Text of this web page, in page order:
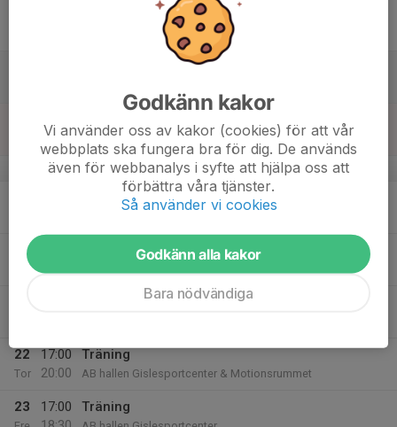
A B hallen Gislesportcenter
v.34
Träning
20
Tis
22
Tor
17:00
20:00
Träning
AB hallen Gislesportcenter & Motionsrummet
23
17:00
Träning
Godkänn kakor
Vi använder oss av kakor (cookies) för att vår
webbplats ska fungera bra för dig. De används
även för webbanalys i syfte att hjälpa oss att
förbättra våra tjänster.
Så använder vi cookies
Godkänn alla kakor
Bara nödvändiga